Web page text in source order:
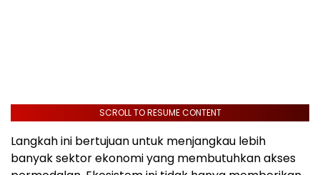
SCROLL TO RESUME CONTENT
Langkah ini bertujuan untuk menjangkau lebih
banyak sektor ekonomi yang membutuhkan akses